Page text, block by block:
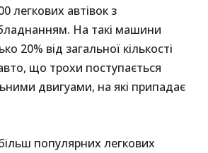
легкових автівок з
На такі машини
20% від загальної кількості
що трохи поступається
двигуами, на які припадає
популярних легкових